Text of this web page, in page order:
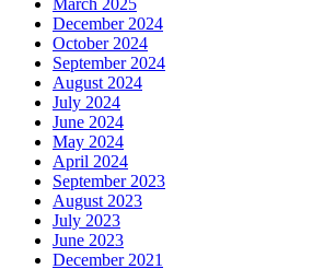
March 2025
December 2024
October 2024
September 2024
August 2024
July 2024
June 2024
May 2024
April 2024
September 2023
August 2023
July 2023
June 2023
December 2021